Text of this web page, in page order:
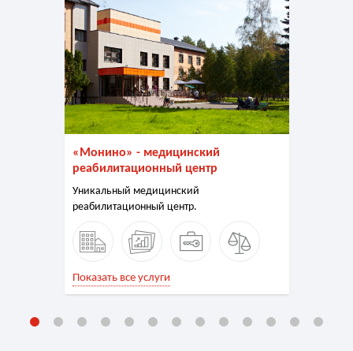
«Монино» - медицинский
реабилитационный центр
Уникальный медицинский
реабилитационный центр.
Показать все услуги